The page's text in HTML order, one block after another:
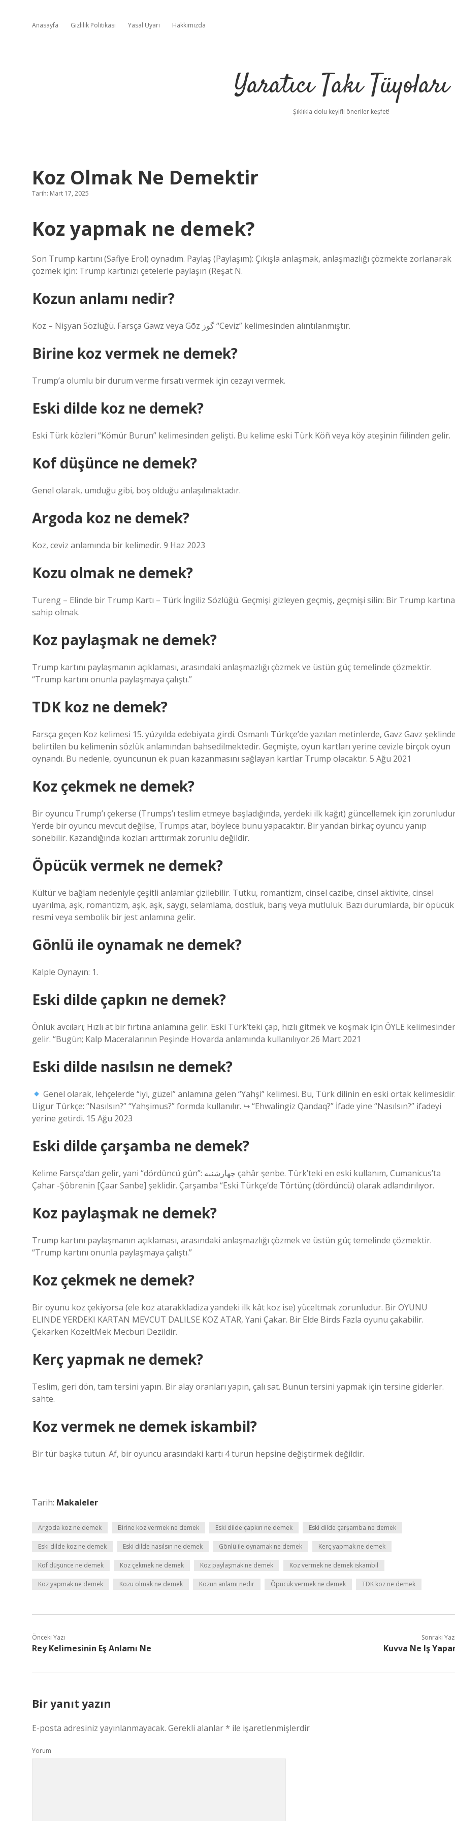
Anasayfa Gizlilik Politikası Yasal Uyarı Hakkımızda
Yaratıcı Takı Tüyoları
Şıklıkla dolu keyifli öneriler keşfet!
Koz Olmak Ne Demektir
Tarih: Mart 17, 2025
Koz yapmak ne demek?
Son Trump kartını (Safiye Erol) oynadım. Paylaş (Paylaşım): Çıkışla anlaşmak, anlaşmazlığı çözmekte zorlanarak
çözmek için: Trump kartınızı çetelerle paylaşın (Reşat N.
Kozun anlamı nedir?
Koz – Nişyan Sözlüğü. Farsça Gawz veya Gōz گوز “Ceviz” kelimesinden alıntılanmıştır.
Birine koz vermek ne demek?
Trump’a olumlu bir durum verme fırsatı vermek için cezayı vermek.
Eski dilde koz ne demek?
Eski Türk közleri “Kömür Burun” kelimesinden gelişti. Bu kelime eski Türk Köñ veya köy ateşinin fiilinden gelir.
Kof düşünce ne demek?
Genel olarak, umduğu gibi, boş olduğu anlaşılmaktadır.
Argoda koz ne demek?
Koz, ceviz anlamında bir kelimedir. 9 Haz 2023
Kozu olmak ne demek?
Tureng – Elinde bir Trump Kartı – Türk İngiliz Sözlüğü. Geçmişi gizleyen geçmiş, geçmişi silin: Bir Trump kartına
sahip olmak.
Koz paylaşmak ne demek?
Trump kartını paylaşmanın açıklaması, arasındaki anlaşmazlığı çözmek ve üstün güç temelinde çözmektir.
“Trump kartını onunla paylaşmaya çalıştı.”
TDK koz ne demek?
Farsça geçen Koz kelimesi 15. yüzyılda edebiyata girdi. Osmanlı Türkçe’de yazılan metinlerde, Gavz Gavz
belirtilen bu kelimenin sözlük anlamından bahsedilmektedir. Geçmişte, oyun kartları yerine cevizle birçok oyun
oynandı. Bu nedenle, oyuncunun ek puan kazanmasını sağlayan kartlar Trump olacaktır. 5 Ağu 2021
Koz çekmek ne demek?
Bir oyuncu Trump’ı çekerse (Trumps’ı teslim etmeye başladığında, yerdeki ilk kağıt) güncellemek için
Yerde bir oyuncu mevcut değilse, Trumps atar, böylece bunu yapacaktır. Bir yandan birkaç oyuncu yanıp
sönebilir. Kazandığında kozları arttırmak zorunlu değildir.
Öpücük vermek ne demek?
Kültür ve bağlam nedeniyle çeşitli anlamlar çizilebilir. Tutku, romantizm, cinsel cazibe, cinsel aktivite, cinsel
uyarılma, aşk, romantizm, aşk, aşk, saygı, selamlama, dostluk, barış veya mutluluk. Bazı durumlarda, bir öpücük
resmi veya sembolik bir jest anlamına gelir.
Gönlü ile oynamak ne demek?
Kalple Oynayın: 1.
Eski dilde çapkın ne demek?
Önlük avcıları; Hızlı at bir fırtına anlamına gelir. Eski Türk’teki çap, hızlı gitmek ve koşmak için ÖYLE
gelir. “Bugün; Kalp Maceralarının Peşinde Hovarda anlamında kullanılıyor.26 Mart 2021
Eski dilde nasılsın ne demek?
Genel olarak, lehçelerde “iyi, güzel” anlamına gelen “Yahşi” kelimesi. Bu, Türk dilinin en eski ortak
Uigur Türkçe: “Nasılsın?” “Yahşimus?” formda kullanılır. ↪ “Ehwalingiz Qandaq?” İfade yine “Nasılsın?” ifadeyi
yerine getirdi. 15 Ağu 2023
Eski dilde çarşamba ne demek?
Kelime Farsça’dan gelir, yani “dördüncü gün”: چهارشنبه çahâr şenbe. Türk’teki en eski kullanım, Cumanicus’ta
Çahar -Şöbrenin [Çaar Sanbe] şeklidir. Çarşamba “Eski Türkçe’de Törtünç (dördüncü) olarak adlandırılıyor.
Koz paylaşmak ne demek?
Trump kartını paylaşmanın açıklaması, arasındaki anlaşmazlığı çözmek ve üstün güç temelinde çözmektir.
“Trump kartını onunla paylaşmaya çalıştı.”
Koz çekmek ne demek?
Bir oyunu koz çekiyorsa (ele koz atarakkladiza yandeki ilk kât koz ise) yüceltmak zorunludur. Bir OYUNU
ELINDE YERDEKI KARTAN MEVCUT DALILSE KOZ ATAR, Yani Çakar. Bir Elde Birds Fazla oyunu çakabilir.
Çekarken KozeltMek Mecburi Dezildir.
Kerç yapmak ne demek?
Teslim, geri dön, tam tersini yapın. Bir alay oranları yapın, çalı sat. Bunun tersini yapmak için tersine giderler.
sahte.
Koz vermek ne demek iskambil?
Bir tür başka tutun. Af, bir oyuncu arasındaki kartı 4 turun hepsine değiştirmek değildir.
Tarih: Makaleler
Argoda koz ne demek Birine koz vermek ne demek Eski dilde çapkın ne demek Eski dilde çarşamba ne demek
Eski dilde koz ne demek Eski dilde nasılsın ne demek Gönlü ile oynamak ne demek Kerç yapmak ne demek
Kof düşünce ne demek Koz çekmek ne demek Koz paylaşmak ne demek Koz vermek ne demek iskambil
Koz yapmak ne demek Kozu olmak ne demek Kozun anlamı nedir Öpücük vermek ne demek TDK koz ne demek
Önceki Yazı
Rey Kelimesinin Eş Anlamı Ne
Sonraki
Kuvva Ne Iş
Bir yanıt yazın
E-posta adresiniz yayınlanmayacak. Gerekli alanlar* ile işaretlenmişlerdir
Yorum